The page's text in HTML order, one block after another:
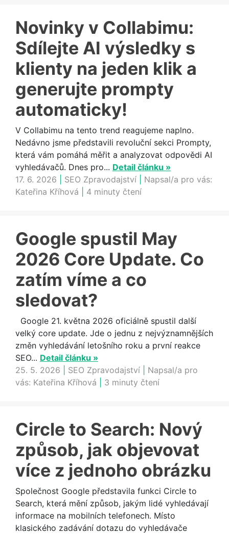
Novinky v Collabimu:
Sdílejte AI výsledky s
klienty na jeden klik a
generujte prompty
automaticky!
V Collabimu na tento trend reagujeme naplno.
Nedávno jsme představili revoluční sekci Prompty,
která vám pomáhá měřit a analyzovat odpovědi AI
vyhledávačů. Dnes pro... Detail článku »
17. 6. 2026
SEO Zpravodajství
Napsal/a pro vás:
Kateřina Kříhová
4 minuty čtení
Google spustil May
2026 Core Update. Co
zatím víme a co
sledovat?
Google 21. května 2026 oficiálně spustil další
velký core update. Jde o jednu z nejvýznamnějších
změn vyhledávání letošního roku a první reakce
SEO... Detail článku »
25. 5. 2026
SEO Zpravodajství
Napsal/a pro
vás: Kateřina Kříhová 3 minuty čtení
Circle to Search: Nový
způsob, jak objevovat
více z jednoho obrázku
Společnost Google představila funkci Circle to
Search, která mění způsob, jakým lidé vyhledávají
informace na mobilních telefonech. Místo
klasického zadávání dotazu do vyhledávače